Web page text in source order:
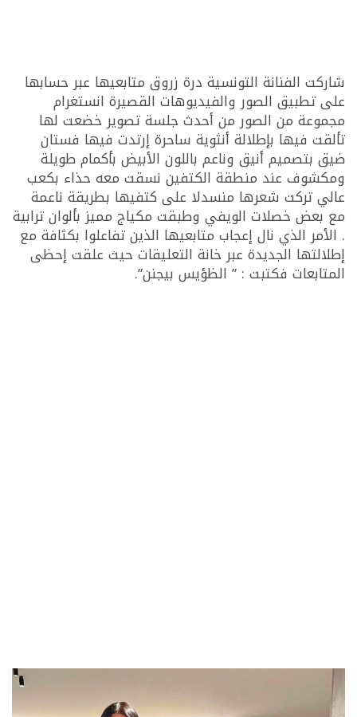
شاركت الفنانة التونسية درة زروق متابعيها عبر حسابها
على تطبيق الصور والفيديوهات القصيرة انستغرام
مجموعة من الصور من أحدث جلسة تصوير خضعت لها
تألقت فيها بإطلالة أنثوية ساحرة إرتدت فيها فستان
ضيق بتصميم أنيق وناعم باللون الأبيض بأكمام طويلة
ومكشوف عند منطقة الكتفين نسقت معه حذاء بكعب
عالي تركت شعرها منسدلا على كتفيها بطريقة ناعمة
مع بعض خصلات الويفي وطبقت مكياج مميز بألوان ترابية
. الأمر الذي نال إعجاب متابعيها الذين تفاعلوا بكثافة مع
إطلالتها الجديدة عبر خانة التعليقات حيث علقت إحظى
المتابعات فكتبت : ” الظؤيس بيجنن”.